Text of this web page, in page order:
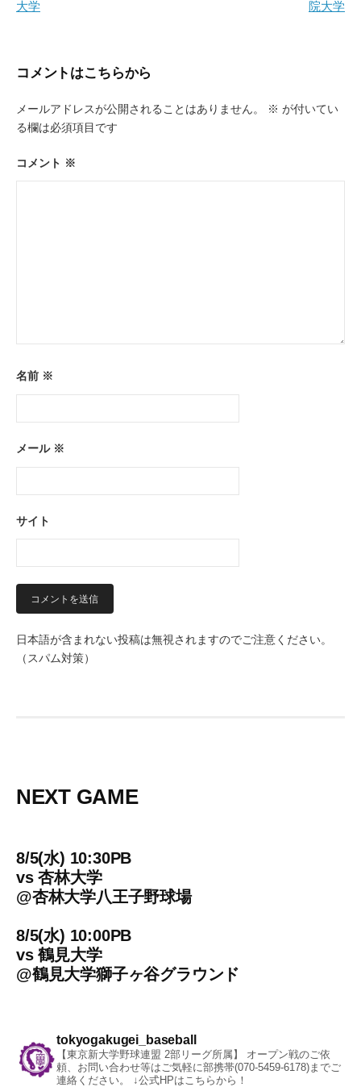
ナ
ゲ
シ
ョ
ン
大学 院大学
コメントはこちらから
メールアドレスが公開されることはありません。 ※ が付いてい
る欄は必須項目です
コメント ※
名前 ※
メール ※
サイト
日本語が含まれない投稿は無視されますのでご注意ください。
（スパム対策）
NEXT GAME
8/5(水) 10:30PB
vs杏林大学
@杏林大学八王子野球場
8/5(水) 10:00PB
vs鶴見大学
@鶴見大学獅子ヶ谷グラウンド
tokyogakugei_baseball
【東京新大学野球連盟 2部リーグ所属】
オープン戦のご依
頼、お問い合わせ等はご気軽に部携帯(070-5459-6178)までご
連絡ください。
↓公式HPはこちらから！